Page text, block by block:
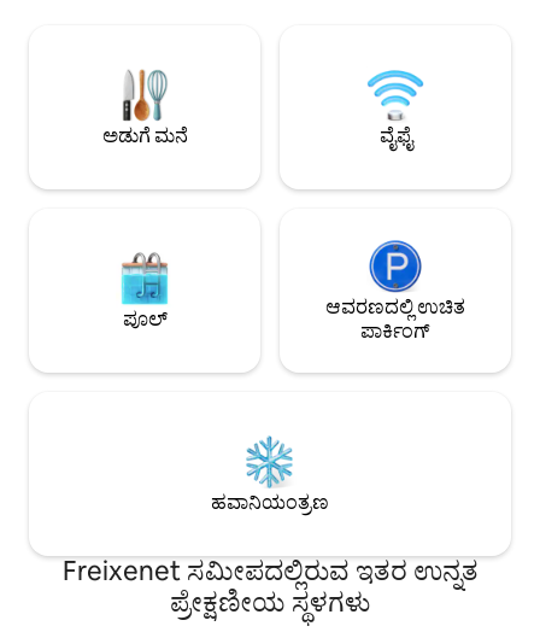
ಕ್ಯಾಸಿನಾ, ಆರ್ಕ್ಲಿನಾ ಕುಸಿನ್, ಗಾಗ್ಗೆನೌ, ಡಾರ್ನ್ ಬ್ರಾಚ್ಟ್
ಮತ್ತು ವಿನ್ಯಾಸಕರಂತಹ ಪ್ರಾಣಿಗಳು ಜೋಕ್ವಿಮ್ ರೈಫ್,
ಫಿಲಿಪ್ ಸ್ಟಾರ್ಕ್ ಅಥವಾ ಉಡುಪು ಮತ್ತು
ಐಕ್ಸ್‌ಸ್ಯಾಂಪಲ್‌ನ ಗ್ರಿಡ್‌ನಲ್ಲಿ ದೊಡ್ಡ ಕಿಟಕಿಗಳ ಮೂಲಕ
ಈ ಅಪಾರ್ಟ್‌ಮೆಂಟ್ ಅನ್ನು ಅಲಂಕರಿಸುತ್ತವೆ.
ಮತ್ತು ಗಾಳಿಯಾಡುವ ಭಾವನೆಯನ್ನು ನೀಡದೆ
ಸಂಪೂರ್ಣ ಗೌಪ್ಯತೆಯನ್ನು ನೀಡುತ್ತದೆ. ನೀವು ಕಾಣುವ
ಅಪಾರ್ಟ್‌ಮೆಂಟ್‌ನಲ್ಲಿ; ವೈಫೈ AACC ಹೀಟಿಂಗ್
ಮಾಡುವ ಸೇವೆ. ಬಾರ್ ಕ್ಯಾಬಿನೆಟ್. ಕಟ್ಟಡದಲ್ಲಿ
ಮರೆಮಾಡಲಾಗಿದೆ)ನೀಲಿ ರೇಖೆ ( L-5(URL
ಮರೆಮಾಡಲಾಗಿದೆ)ಸಗ್ರಾಡಾ ಫ್ಯಾಮಿಲಿಯಾ ಗೆ: ಪಾಸ್ಸೆಗ್
(URL ಮರೆಮಾಡಲಾಗಿದೆ)ನೇರಳೆ ಲೈನ್ (L-2(URL
ಮರೆಮಾಡಲಾಗಿದೆ)ಸಗ್ರಾಡಾ ಫ್ಯಾಮಿಲಿಯಾ ಗೆ:
ರಾಂಬಲ್ಸ್(URL ಮರೆಮಾಡಲಾಗಿದೆ)ಮೆಟ್ರೋ ಸ್ಟಾಪ್
ಪ್ರಕೃತಿಯನ್ನು
ಕಾರುಗಳನ್ನು ಬಾಡಿಗೆಗೆ
ಮಾಡುತ್ತೇವೆ. ಮುಖ್ಯ: ಬಹಳ ವಿಶಾಲವಾದ
ವಲ್ಲಿರಾನಾದ ಸ್ತಬ್ಧ
ಬೈಕಿಂಗ್ ಅಥವಾ
ಪ್ರಕೃತಿಯನ್ನು
ಕೇವಲ 30 ನಿಮಿಷಗಳಲ್ಲಿ
ಬಾರ್ಸಿಲೋನಾ ಅಥವಾ
ವಿಮಾನ ನಿಲ್ದಾಣದ
ಅಡುಗೆ ಮನೆ ವೈಫೈ
ಪೂಲ್
ಆವರಣದಲ್ಲಿ ಉಚಿತ
ಪಾರ್ಕಿಂಗ್
ಹವಾನಿಯಂತ್ರಣ
Freixenet ಸಮೀಪದಲ್ಲಿರುವ ಇತರ ಉನ್ನತ
ಪ್ರೇಕ್ಷಣೀಯ ಸ್ಥಳಗಳು